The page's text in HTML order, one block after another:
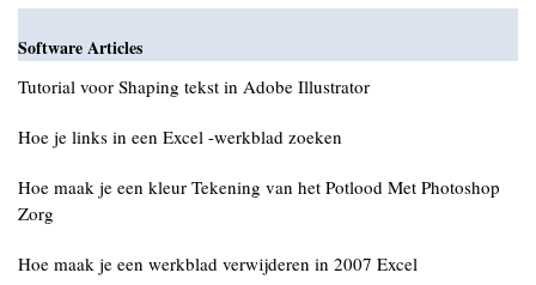
Software Articles
Tutorial voor Shaping tekst in Adobe Illustrator
Hoe je links in een Excel -werkblad zoeken
Hoe maak je een kleur Tekening van het Potlood Met Photoshop
Zorg
Hoe maak je een werkblad verwijderen in 2007 Excel